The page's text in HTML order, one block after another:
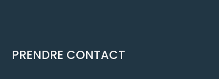
PRENDRE CONTACT